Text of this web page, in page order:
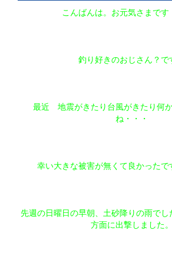
こんばんは。お元気さまです
釣り好きのおじさん？で
最近 地震がきたり台風がきたり何
ね・・・
幸い大きな被害が無くて良かったで
先週の日曜日の早朝、土砂降りの雨でし
方面に出撃しました。